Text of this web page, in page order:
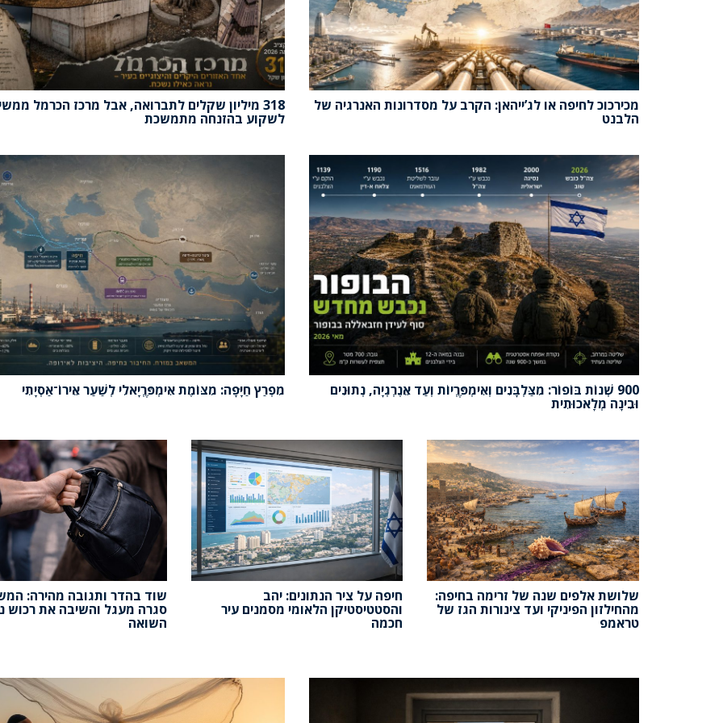
מכירכוכ לחיפה או לג’ייהאן: הקרב על מסדרונות האנרגיה של
הלבנט
318 מיליון שקלים לתברואה, אבל מרכז הכרמל
לשקוע בהזנחה מתמשכת
900 שְׁנוֹת בּוֹפוֹר: מִצַּלְבָּנִים וְאִימְפֶּרְיוֹת וְעַד אֵנֶרְגְיָה, נְתוּנִים
וּבִינָה מְלָאכוּתִית
מִפְרַץ חַיָּפָה: מִצּוֹמֶת אִימְפֶּרְיָאלִי לְשַׁעַר אֵירוֹ־אַסְיָתִי
שלושת אלפים שנה של זרימה בחיפה:
מהחילזון הפיניקי ועד צינורות הגז של
טראמפ
חיפה על ציר הנתונים: יהב
והסטטיסטיקן הלאומי מסמנים עיר
חכמה
שוד בהדר ותגובה מהירה:
סגרה מעגל והשיבה את רכוש
השואה